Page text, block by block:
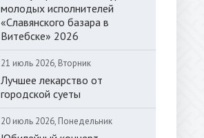
молодых исполнителей
«Славянского базара в
Витебске» 2026
21 июль 2026, Вторник
Лучшее лекарство от
городской суеты
20 июль 2026, Понедельник